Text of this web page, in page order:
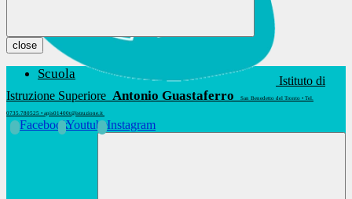
Istituto di
Istruzione Superiore Antonio Guastaferro San Benedetto del Tronto • Tel.
0735.780525 • apis01400t@istruzione.it
FacebookYoutubeInstagram
close
Scuola